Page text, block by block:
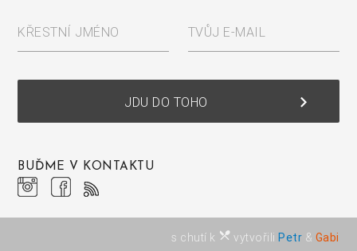
KŘESTNÍ JMÉNO TVŮJ E-MAIL
JDU DO TOHO keyboard_arrow_right
BUĎME V KONTAKTU
s chutí k restaurant_menu vytvořiliPetr & Gabi